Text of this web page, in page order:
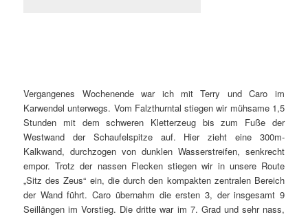
Vergangenes Wochenende war ich mit Terry und Caro im
Karwendel unterwegs. Vom Falzthurntal stiegen wir mühsame 1,5
Stunden mit dem schweren Kletterzeug bis zum Fuße der
Westwand der Schaufelspitze auf. Hier zieht eine 300m-
Kalkwand, durchzogen von dunklen Wasserstreifen, senkrecht
empor. Trotz der nassen Flecken stiegen wir in unsere Route
„Sitz des Zeus“ ein, die durch den kompakten zentralen Bereich
der Wand führt. Caro übernahm die ersten 3, der insgesamt 9
Seillängen im Vorstieg. Die dritte war im 7. Grad und sehr nass,